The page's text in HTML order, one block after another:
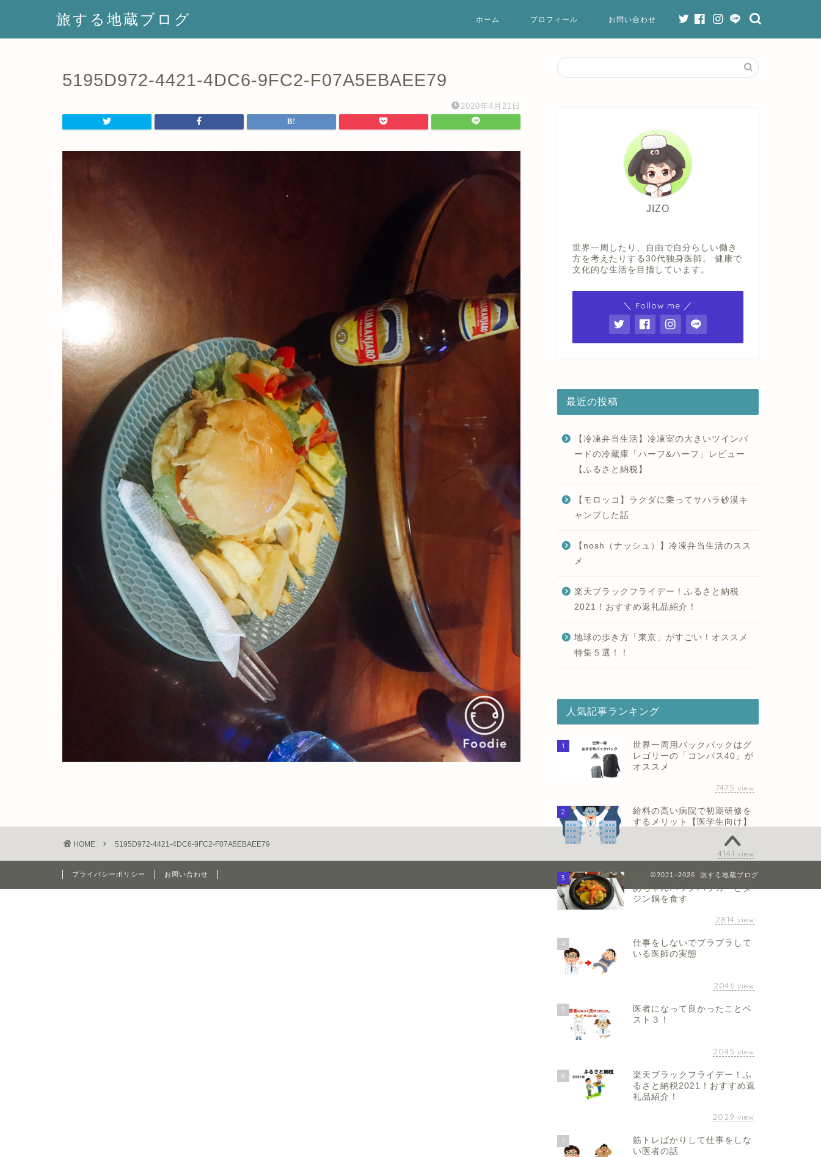
旅する地蔵ブログ ホーム プロフィール お問い合わせ
5195D972-4421-4DC6-9FC2-F07A5EBAEE79
2020年4月21日
JIZO
世界一周したり、自由で自分らしい働き
方を考えたりする30代独身医師。 健康で
文化的な生活を目指しています。
＼ Follow me ／
最近の投稿
【冷凍弁当生活】冷凍室の大きいツインバ
ードの冷蔵庫「ハーフ&ハーフ」レビュー
【ふるさと納税】
【モロッコ】ラクダに乗ってサハラ砂漠キ
ャンプした話
【nosh（ナッシュ）】冷凍弁当生活のスス
メ
楽天ブラックフライデー！ふるさと納税
2021！おすすめ返礼品紹介！
地球の歩き方「東京」がすごい！オススメ
特集５選！！
人気記事ランキング
1
世界一周用バックパックはグ
レゴリーの「コンパス40」が
オススメ
7475 view
2
給料の高い病院で初期研修を
するメリット【医学生向け】
4141 view
3
モロッコで８６歳日本人おば
あちゃんバックパッカーとタ
ジン鍋を食す
2814 view
4
仕事をしないでブラブラして
いる医師の実態
2046 view
5
医者になって良かったことベ
スト３！
2045 view
6
楽天ブラックフライデー！ふ
るさと納税2021！おすすめ返
礼品紹介！
2029 view
7
筋トレばかりして仕事をしな
い医者の話
HOME 5195D972-4421-4DC6-9FC2-F07A5EBAEE79
プライバシーポリシー お問い合わせ 2021–2026 旅する地蔵ブログ